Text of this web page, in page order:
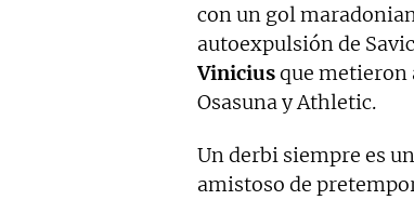
con un gol
autoexpulsión de
Viniciusque metieron
Osasuna y Athletic.
Un derbi siempre es
amistoso de